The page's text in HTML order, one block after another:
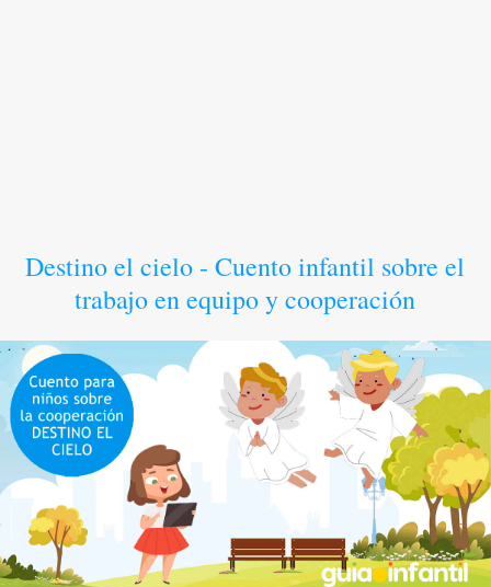
Destino el cielo - Cuento infantil sobre el
trabajo en equipo y cooperación